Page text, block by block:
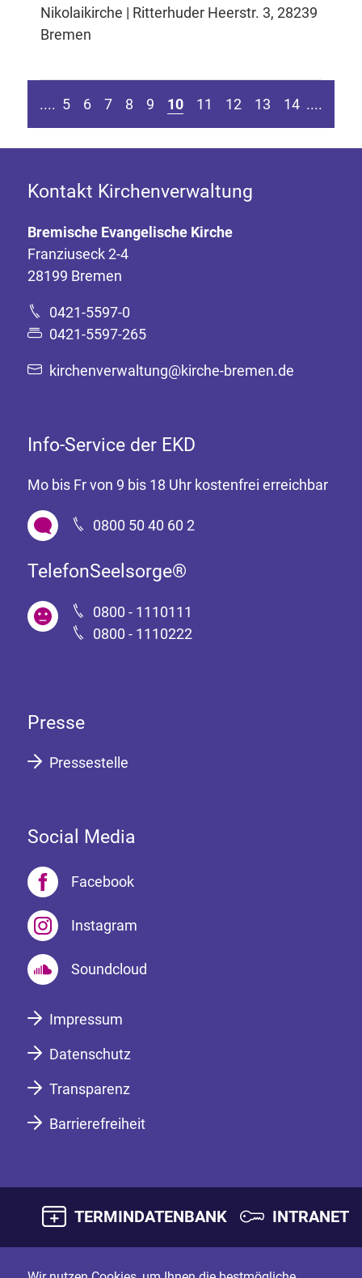
Nikolaikirche | Ritterhuder Heerstr. 3, 28239
Bremen
Seite springen
Zur vorherigen Seite
.... 5 6 7 8 9 10 11 12 13 14 ....
Kontakt Kirchenverwaltung
Bremische Evangelische Kirche
Franziuseck 2-4
28199 Bremen
0421-5597-0
0421-5597-265
kirchenverwaltung@kirche-bremen.de
Info-Service der EKD
Mo bis Fr von 9 bis 18 Uhr kostenfrei erreichbar
0800 50 40 60 2
TelefonSeelsorge®
0800 - 1110111
0800 - 1110222
Presse
Pressestelle
Social Media
Facebook
Instagram
Soundcloud
Impressum
Datenschutz
Transparenz
Barrierefreiheit
TERMINDATENBANK INTRANET